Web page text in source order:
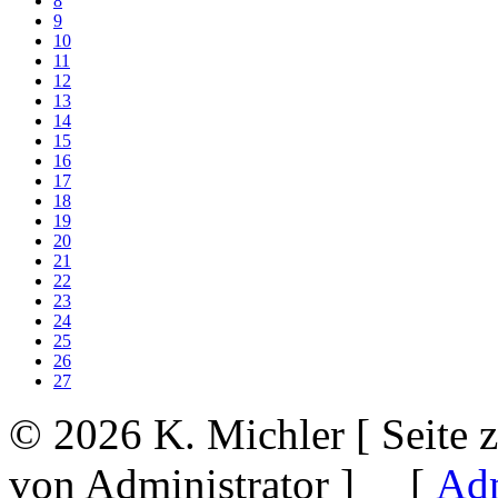
3
4
5
6
7
8
9
10
11
12
13
14
15
16
17
18
19
20
21
23
24
26